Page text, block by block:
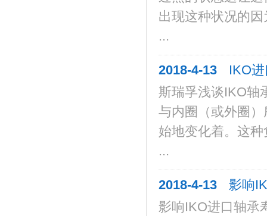
出现这种状况的
...
2018-4-13
IKO
斯瑞孚浅谈IKO轴
与内圈（或外圈
始地变化着。这
...
2018-4-13
影响
影响IKO进口轴承